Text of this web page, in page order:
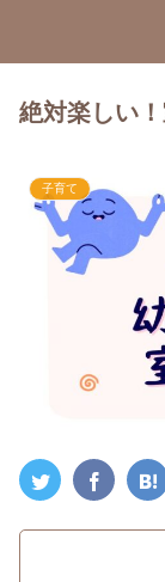
絶対楽しい
子育て